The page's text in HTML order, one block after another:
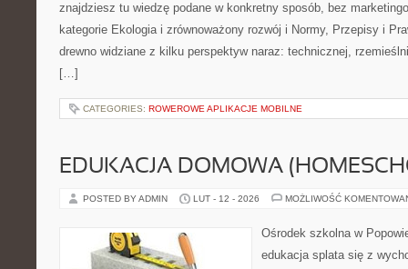
znajdziesz tu wiedzę podane w konkretny sposób, bez
kategorie Ekologia i zrównoważony rozwój i Normy, Przepisy i
drewno widziane z kilku perspektyw naraz: technicznej,
[…]
CATEGORIES: ROWEROWE APLIKACJE MOBILNE
EDUKACJA DOMOWA
POSTED BY ADMIN LUT - 12 - 2026 MOŻLIWOŚĆ
Ośrodek szkolna w
edukacja splata się z